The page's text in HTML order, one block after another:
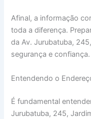
Afinal, a informação
toda a diferença.
da Av. Jurubatuba,
segurança e confiança.
Entendendo o
É fundamental
Jurubatuba, 245,